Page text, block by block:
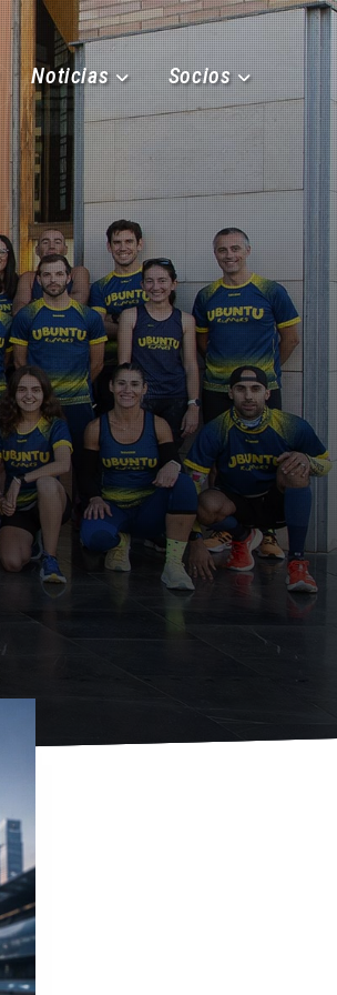
Noticias Socios